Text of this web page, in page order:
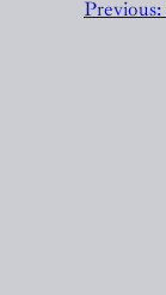
Previous: